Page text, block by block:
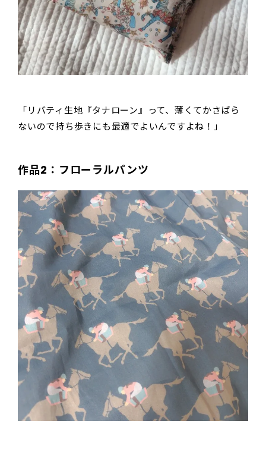
「リバティ生地『タナローン』って、薄くてかさばら
ないので持ち歩きにも最適でよいんですよね！」
作品2：フローラルパンツ